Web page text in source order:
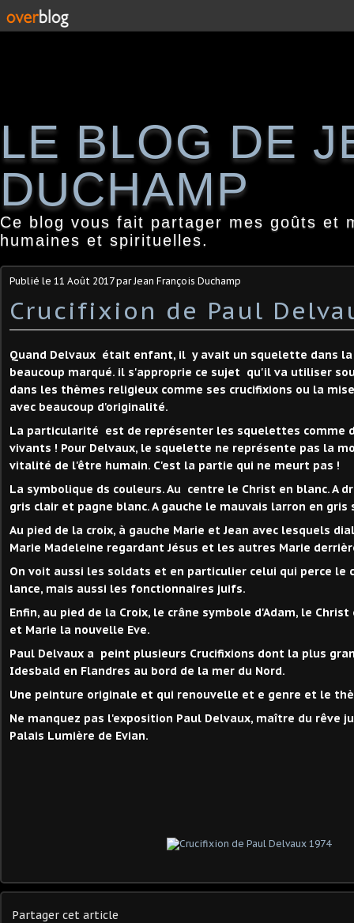
LE BLOG DE
DUCHAMP
Ce blog vous fait partager mes goûts et
humaines et spirituelles.
Publié le 11 Août 2017par Jean François Duchamp
Crucifixion de Paul
Quand Delvaux était enfant, il y avait un squelette dans
beaucoup marqué. il s'approprie ce sujet qu'il va utiliser
dans les thèmes religieux comme ses crucifixions ou la
avec beaucoup d'originalité.
La particularité est de représenter les squelettes comme
vivants ! Pour Delvaux, le squelette ne représente pas la
vitalité de l'être humain. C'est la partie qui ne meurt pas !
La symbolique ds couleurs. Au centre le Christ en blanc. A
gris clair et pagne blanc. A gauche le mauvais larron en gris
Au pied de la croix, à gauche Marie et Jean avec lesquels
Marie Madeleine regardant Jésus et les autres Marie
On voit aussi les soldats et en particulier celui qui perce le
lance, mais aussi les fonctionnaires juifs.
Enfin, au pied de la Croix, le crâne symbole d'Adam, le
et Marie la nouvelle Eve.
Paul Delvaux a peint plusieurs Crucifixions dont la plus
Idesbald en Flandres au bord de la mer du Nord.
Une peinture originale et qui renouvelle et e genre et le
Ne manquez pas l'exposition Paul Delvaux, maître du rêve
Palais Lumière de Evian.
Partager cet article